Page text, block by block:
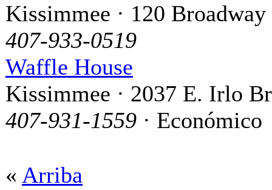
Kissimmee · 120 Broadway
407-933-0519
Waffle House
Kissimmee · 2037 E. Irlo
407-931-1559 · Económico
« Arriba